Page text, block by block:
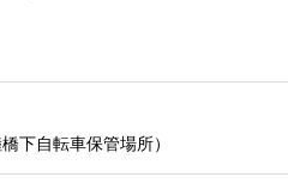
下自転車保管場所）